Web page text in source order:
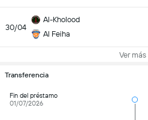
30/04
Al-Kholood
Al Feiha
Ver más
Transferencia
Fin del préstamo
01/07/2026